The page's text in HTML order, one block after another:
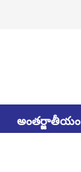
అంతర్జాతీయం